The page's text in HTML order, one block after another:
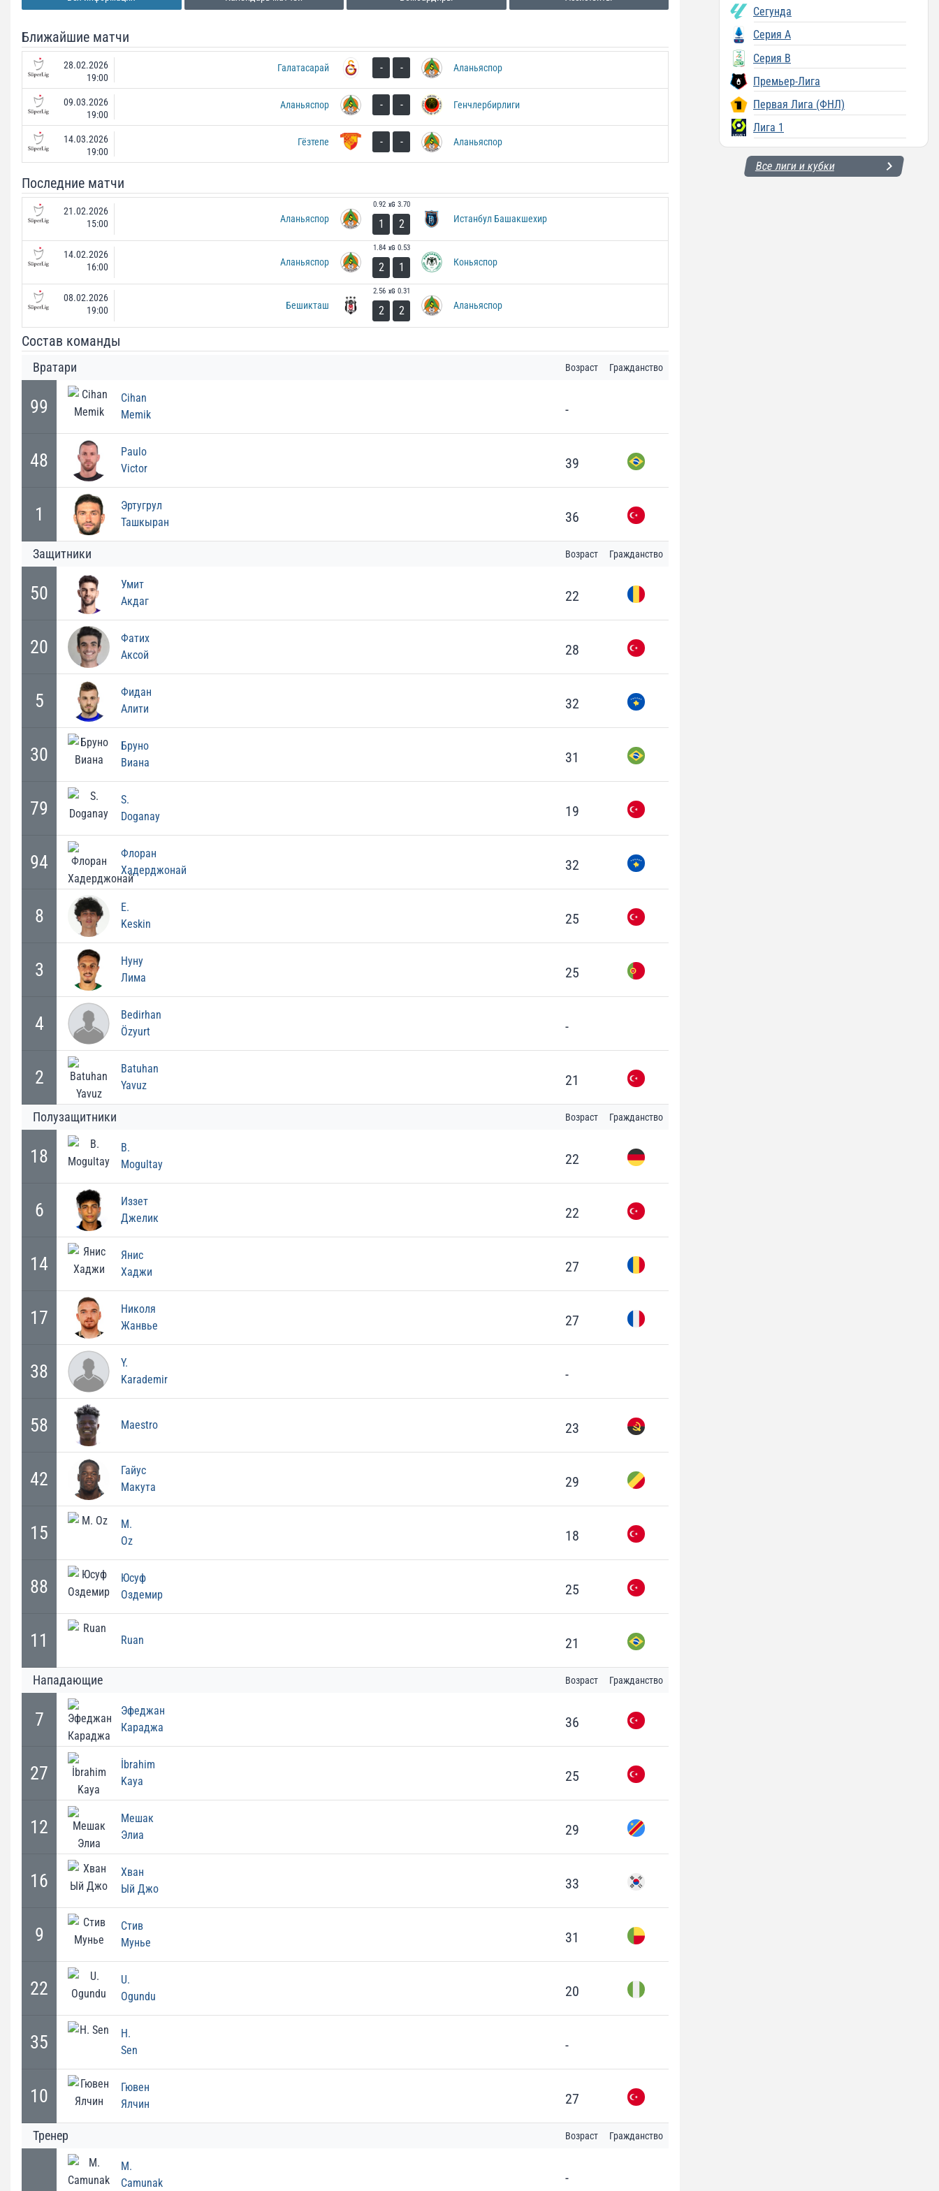
Ближайшие матчи
28.02.2026
19:00
Галатасарай - - Аланьяспор
09.03.2026
19:00
Аланьяспор - - Генчлербирлиги
14.03.2026
19:00
Гёзтепе - - Аланьяспор
Последние матчи
21.02.2026
15:00
Аланьяспор
0.92 xG 3.70
1 2 Истанбул Башакшехир
14.02.2026
16:00
Аланьяспор
1.84 xG 0.53
2 1 Коньяспор
08.02.2026
19:00
Бешикташ
2.56 xG 0.31
2 2 Аланьяспор
Состав команды
Вратари Возраст Гражданство
99
Cihan
Memik
-
48
Paulo
Victor
39
1
Эртугрул
Ташкыран
36
Защитники Возраст Гражданство
50
Умит
Акдаг
22
20
Фатих
Аксой
28
5
Фидан
Алити
32
30
Бруно
Виана
31
79
S.
Doganay
19
94
Флоран
Хадерджонай
32
8
E.
Keskin
25
3
Нуну
Лима
25
4
Bedirhan
Özyurt
-
2
Batuhan
Yavuz
21
Полузащитники Возраст Гражданство
18
B.
Mogultay
22
6
Иззет
Джелик
22
14
Янис
Хаджи
27
17
Николя
Жанвье
27
38
Y.
Karademir
-
58 Maestro 23
42
Гайус
Макута
29
15
M.
Oz
18
88
Юсуф
Оздемир
25
11 Ruan 21
Нападающие Возраст Гражданство
7
Эфеджан
Караджа
36
27
İbrahim
Kaya
25
12
Мешак
Элиа
29
16
Хван
Ый Джо
33
9
Стив
Мунье
31
22
U.
Ogundu
20
35
H.
Sen
-
10
Гювен
Ялчин
27
Тренер Возраст Гражданство
M.
Camunak
-
Сегунда
Серия A
Серия B
Премьер-Лига
Первая Лига (ФНЛ)
Лига 1
Все лиги и кубки